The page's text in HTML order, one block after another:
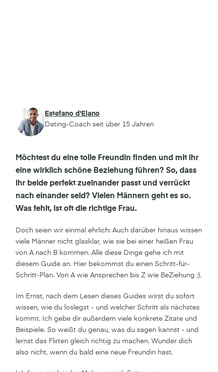
Estefano d'Elano
Dating-Coach seit über 15 Jahren
Möchtest du eine tolle Freundin finden und mit ihr
eine wirklich schöne Beziehung führen? So, dass
ihr beide perfekt zueinander passt und verrückt
nach einander seid? Vielen Männern geht es so.
Was fehlt, ist oft die richtige Frau.
Doch seien wir einmal ehrlich: Auch darüber hinaus wissen
viele Männer nicht glasklar, wie sie bei einer heißen Frau
von A nach B kommen. Alle diese Dinge gehe ich mit
diesem Guide an. Hier bekommst du einen Schritt-für-
Schritt-Plan. Von A wie Ansprechen bis Z wie BeZiehung ;).
Im Ernst, nach dem Lesen dieses Guides wirst du sofort
wissen, wie du loslegst - und welcher Schritt als nächstes
kommt. Ich gebe dir außerdem viele konkrete Zitate und
Beispiele. So weißt du genau, was du sagen kannst - und
lernst das Flirten gleich richtig zu machen. Wunder dich
also nicht, wenn du bald eine neue Freundin hast.